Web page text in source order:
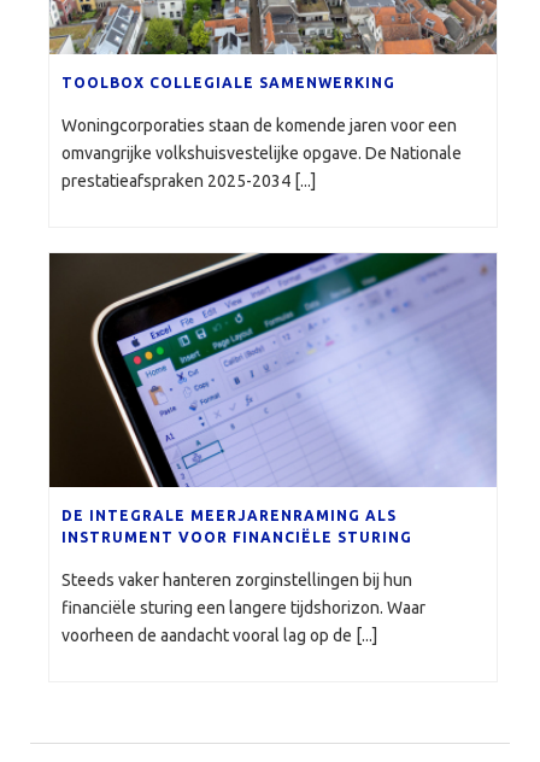
TOOLBOX COLLEGIALE SAMENWERKING
Woningcorporaties staan de komende jaren voor een
omvangrijke volkshuisvestelijke opgave. De Nationale
prestatieafspraken 2025-2034 [...]
DE INTEGRALE MEERJARENRAMING ALS
INSTRUMENT VOOR FINANCIËLE STURING
Steeds vaker hanteren zorginstellingen bij hun
financiële sturing een langere tijdshorizon. Waar
voorheen de aandacht vooral lag op de [...]